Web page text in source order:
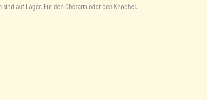
auf Lager. Für den Oberarm oder den Knöchel.